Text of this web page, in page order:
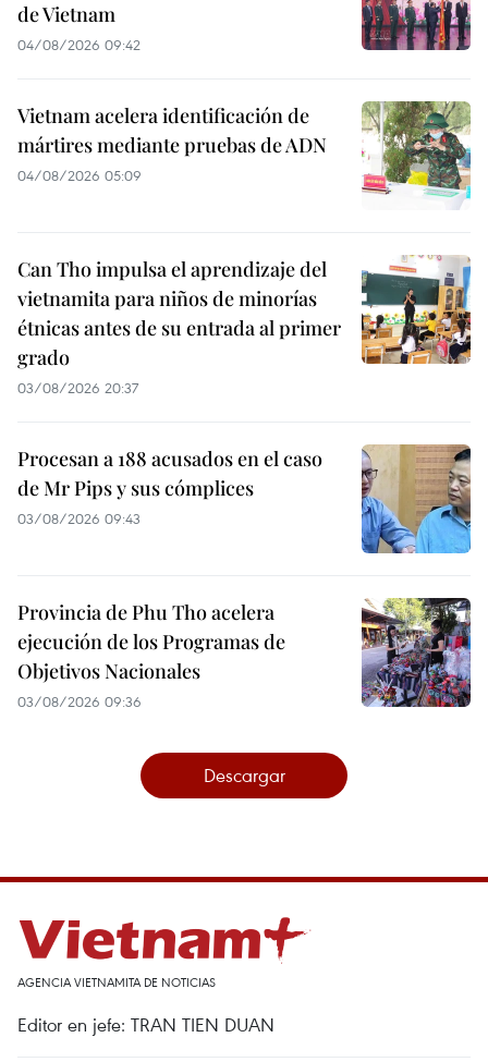
de Vietnam
04/08/2026 09:42
Vietnam acelera identificación de
mártires mediante pruebas de ADN
04/08/2026 05:09
Can Tho impulsa el aprendizaje del
vietnamita para niños de minorías
étnicas antes de su entrada al primer
grado
03/08/2026 20:37
Procesan a 188 acusados en el caso
de Mr Pips y sus cómplices
03/08/2026 09:43
Provincia de Phu Tho acelera
ejecución de los Programas de
Objetivos Nacionales
03/08/2026 09:36
Descargar
AGENCIA VIETNAMITA DE NOTICIAS
Editor en jefe: TRAN TIEN DUAN